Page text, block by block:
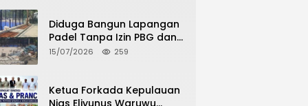
Diduga Bangun Lapangan
Padel Tanpa Izin PBG dan
Dispora, Warga Desak
Lanjut
15/07/2026 259
Ketua Forkada Kepulauan
Nias Eliyunus Waruwu